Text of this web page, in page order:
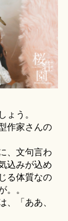
ょう。
作家さんの
、文句言わ
込みが込め
る体質なの
。。
、「ああ、